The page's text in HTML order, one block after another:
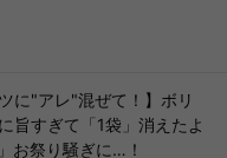
に"アレ"混ぜて！】ボリ
旨すぎて「1袋」消えたよ
お祭り騒ぎに…！